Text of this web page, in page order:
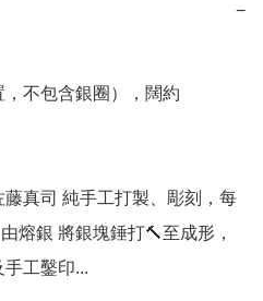
−
不包含銀圈），闊約
真司 純手工打製、彫刻，每
熔銀 將銀塊錘打🔨至成形，
工鑿印...